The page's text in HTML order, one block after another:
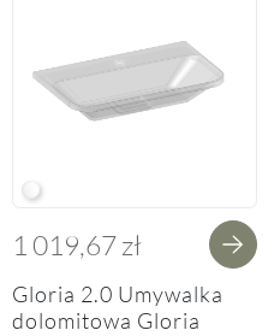
W White
1 019,67 zł
Gloria 2.0 Umywalka
dolomitowa Gloria